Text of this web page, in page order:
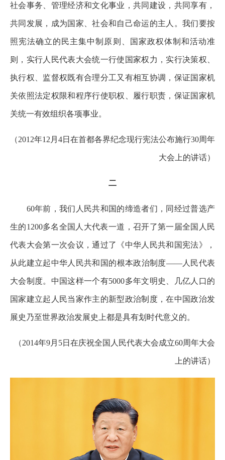
社会事务、管理经济和文化事业，共同建设，共同享有，
共同发展，成为国家、社会和自己命运的主人。我们要按
照宪法确立的民主集中制原则、国家政权体制和活动准
则，实行人民代表大会统一行使国家权力，实行决策权、
执行权、监督权既有合理分工又有相互协调，保证国家机
关依照法定权限和程序行使职权、履行职责，保证国家机
关统一有效组织各项事业。
（2012年12月4日在首都各界纪念现行宪法公布施行30周年
大会上的讲话）
二
60年前，我们人民共和国的缔造者们，同经过普选产
生的1200多名全国人大代表一道，召开了第一届全国人民
代表大会第一次会议，通过了《中华人民共和国宪法》，
从此建立起中华人民共和国的根本政治制度——人民代表
大会制度。中国这样一个有5000多年文明史、几亿人口的
国家建立起人民当家作主的新型政治制度，在中国政治发
展史乃至世界政治发展史上都是具有划时代意义的。
（2014年9月5日在庆祝全国人民代表大会成立60周年大会
上的讲话）